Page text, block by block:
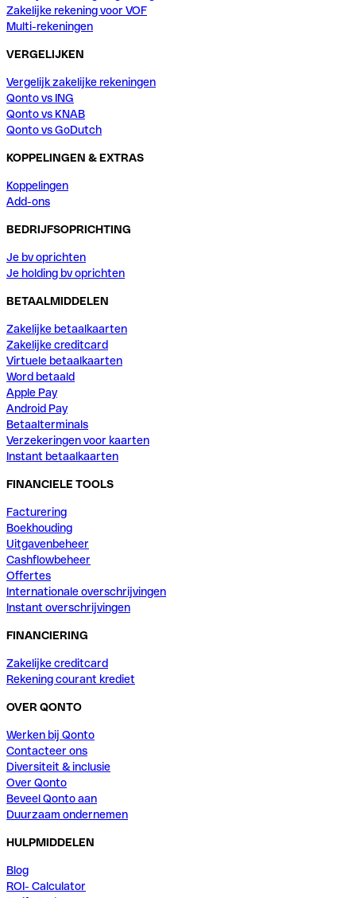
Zakelijke rekening voor VOF
Multi-rekeningen
VERGELIJKEN
Vergelijk zakelijke rekeningen
Qonto vs ING
Qonto vs KNAB
Qonto vs GoDutch
KOPPELINGEN & EXTRAS
Koppelingen
Add-ons
BEDRIJFSOPRICHTING
Je bv oprichten
Je holding bv oprichten
BETAALMIDDELEN
Zakelijke betaalkaarten
Zakelijke creditcard
Virtuele betaalkaarten
Word betaald
Apple Pay
Android Pay
Betaalterminals
Verzekeringen voor kaarten
Instant betaalkaarten
FINANCIELE TOOLS
Facturering
Boekhouding
Uitgavenbeheer
Cashflowbeheer
Offertes
Internationale overschrijvingen
Instant overschrijvingen
FINANCIERING
Zakelijke creditcard
Rekening courant krediet
OVER QONTO
Werken bij Qonto
Contacteer ons
Diversiteit & inclusie
Over Qonto
Beveel Qonto aan
Duurzaam ondernemen
HULPMIDDELEN
Blog
ROI- Calculator